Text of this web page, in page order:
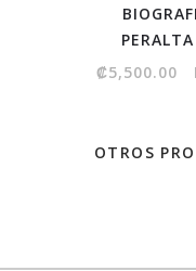
₡5,500.00
OTROS